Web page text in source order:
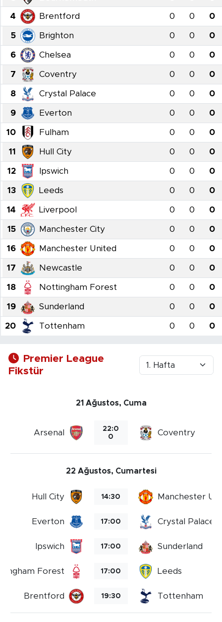
4 Brentford 0 0 0
5 Brighton 0 0 0
6 Chelsea 0 0 0
7 Coventry 0 0 0
8 Crystal Palace 0 0 0
9 Everton 0 0 0
10 Fulham 0 0 0
11 Hull City 0 0 0
12 Ipswich 0 0 0
13 Leeds 0 0 0
14 Liverpool 0 0 0
15 Manchester City 0 0 0
16 Manchester United 0 0 0
17 Newcastle 0 0 0
18 Nottingham Forest 0 0 0
19 Sunderland 0 0 0
20 Tottenham 0 0 0
Premier League
Fikstür
21 Ağustos, Cuma
Arsenal
22:0
0
Coventry
22 Ağustos, Cumartesi
Hull City 14:30 Manchester
Everton 17:00 Crystal Palace
Ipswich 17:00 Sunderland
Forest 17:00 Leeds
Brentford 19:30 Tottenham